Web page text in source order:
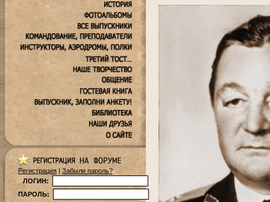
Регистрация | Забыли пароль?
ЛОГИН:
ПАРОЛЬ: